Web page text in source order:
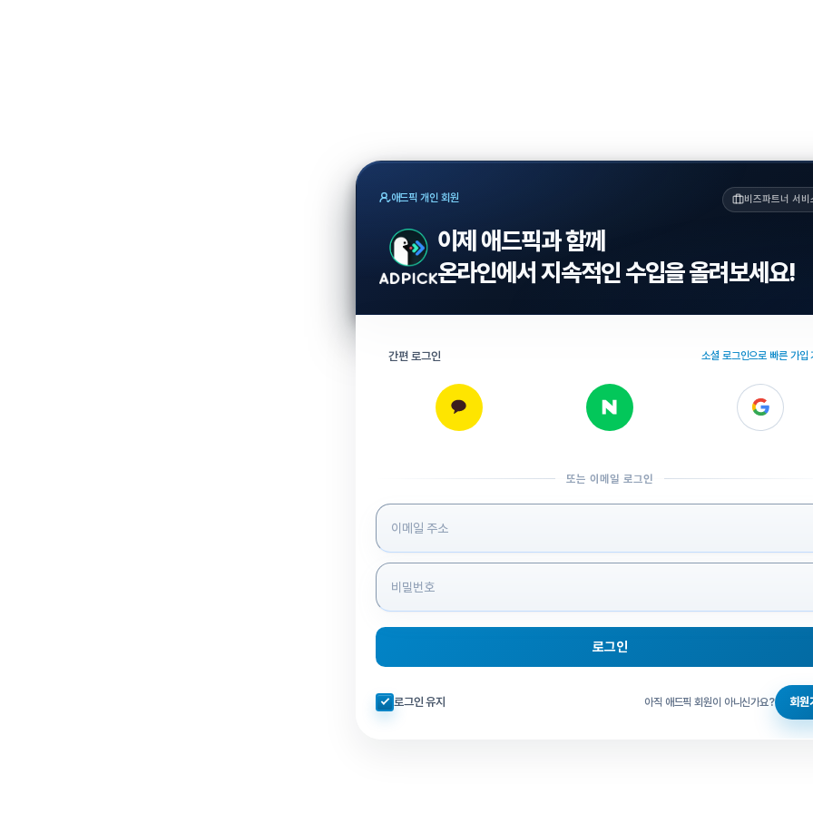
애드픽 개인 회원 비즈파트너 서비
이제 애드픽과 함께
온라인에서 지속적인 수입을 올려보세요!
간편 로그인 소셜 로그인으로 빠른 가입
또는 이메일 로그인
로그인 정보 입력
로그인
자동로그인 체크
로그인 유지 아직 애드픽 회원이 아니신가요? 회원